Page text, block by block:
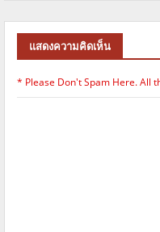
แสดงความคิดเห็น
* Please Don't Spam Here. All